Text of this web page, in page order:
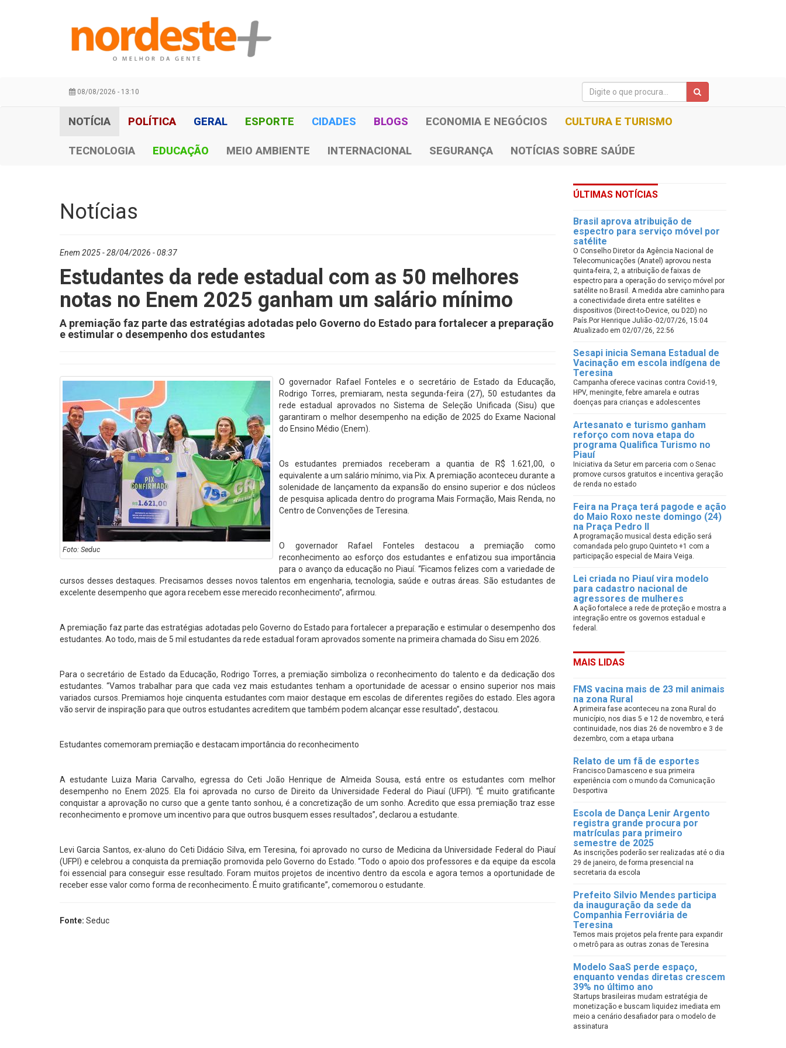
08/08/2026 - 13:10
NOTÍCIA POLÍTICA GERAL ESPORTE CIDADES BLOGS ECONOMIA E NEGÓCIOS CULTURA E TURISMO
TECNOLOGIA EDUCAÇÃO MEIO AMBIENTE INTERNACIONAL SEGURANÇA NOTÍCIAS SOBRE SAÚDE
Notícias
Enem 2025 - 28/04/2026 - 08:37
Estudantes da rede estadual com as 50 melhores
notas no Enem 2025 ganham um salário mínimo
A premiação faz parte das estratégias adotadas pelo Governo do Estado para fortalecer a preparação
e estimular o desempenho dos estudantes
Foto: Seduc
O governador Rafael Fonteles e o secretário de Estado da Educação,
Rodrigo Torres, premiaram, nesta segunda-feira (27), 50 estudantes da
rede estadual aprovados no Sistema de Seleção Unificada (Sisu) que
garantiram o melhor desempenho na edição de 2025 do Exame Nacional
do Ensino Médio (Enem).
Os estudantes premiados receberam a quantia de R$ 1.621,00, o
equivalente a um salário mínimo, via Pix. A premiação aconteceu durante a
solenidade de lançamento da expansão do ensino superior e dos núcleos
de pesquisa aplicada dentro do programa Mais Formação, Mais Renda, no
Centro de Convenções de Teresina.
O governador Rafael Fonteles destacou a premiação como
reconhecimento ao esforço dos estudantes e enfatizou sua importância
para o avanço da educação no Piauí. “Ficamos felizes com a variedade de
cursos desses destaques. Precisamos desses novos talentos em engenharia, tecnologia, saúde e outras áreas. São estudantes de
excelente desempenho que agora recebem esse merecido reconhecimento”, afirmou.
A premiação faz parte das estratégias adotadas pelo Governo do Estado para fortalecer a preparação e estimular o desempenho dos
estudantes. Ao todo, mais de 5 mil estudantes da rede estadual foram aprovados somente na primeira chamada do Sisu em 2026.
Para o secretário de Estado da Educação, Rodrigo Torres, a premiação simboliza o reconhecimento do talento e da dedicação dos
estudantes. “Vamos trabalhar para que cada vez mais estudantes tenham a oportunidade de acessar o ensino superior nos mais
variados cursos. Premiamos hoje cinquenta estudantes com maior destaque em escolas de diferentes regiões do estado. Eles agora
vão servir de inspiração para que outros estudantes acreditem que também podem alcançar esse resultado”, destacou.
Estudantes comemoram premiação e destacam importância do reconhecimento
A estudante Luiza Maria Carvalho, egressa do Ceti João Henrique de Almeida Sousa, está entre os estudantes com melhor
desempenho no Enem 2025. Ela foi aprovada no curso de Direito da Universidade Federal do Piauí (UFPI). “É muito gratificante
conquistar a aprovação no curso que a gente tanto sonhou, é a concretização de um sonho. Acredito que essa premiação traz esse
reconhecimento e promove um incentivo para que outros busquem esses resultados”, declarou a estudante.
Levi Garcia Santos, ex-aluno do Ceti Didácio Silva, em Teresina, foi aprovado no curso de Medicina da Universidade Federal do Piauí
(UFPI) e celebrou a conquista da premiação promovida pelo Governo do Estado. “Todo o apoio dos professores e da equipe da escola
foi essencial para conseguir esse resultado. Foram muitos projetos de incentivo dentro da escola e agora temos a oportunidade de
receber esse valor como forma de reconhecimento. É muito gratificante”, comemorou o estudante.
Fonte: Seduc
ÚLTIMAS NOTÍCIAS
Brasil aprova atribuição de
espectro para serviço móvel por
satélite
O Conselho Diretor da Agência Nacional de
Telecomunicações (Anatel) aprovou nesta
quinta-feira, 2, a atribuição de faixas de
espectro para a operação do serviço móvel por
satélite no Brasil. A medida abre caminho para
a conectividade direta entre satélites e
dispositivos (Direct-to-Device, ou D2D) no
País.Por Henrique Julião -02/07/26, 15:04
Atualizado em 02/07/26, 22:56
Sesapi inicia Semana Estadual de
Vacinação em escola indígena de
Teresina
Campanha oferece vacinas contra Covid-19,
HPV, meningite, febre amarela e outras
doenças para crianças e adolescentes
Artesanato e turismo ganham
reforço com nova etapa do
programa Qualifica Turismo no
Piauí
Iniciativa da Setur em parceria com o Senac
promove cursos gratuitos e incentiva geração
de renda no estado
Feira na Praça terá pagode e ação
do Maio Roxo neste domingo (24)
na Praça Pedro II
A programação musical desta edição será
comandada pelo grupo Quinteto +1 com a
participação especial de Maira Veiga.
Lei criada no Piauí vira modelo
para cadastro nacional de
agressores de mulheres
A ação fortalece a rede de proteção e mostra a
integração entre os governos estadual e
federal.
MAIS LIDAS
FMS vacina mais de 23 mil animais
na zona Rural
A primeira fase aconteceu na zona Rural do
município, nos dias 5 e 12 de novembro, e terá
continuidade, nos dias 26 de novembro e 3 de
dezembro, com a etapa urbana
Relato de um fã de esportes
Francisco Damasceno e sua primeira
experiência com o mundo da Comunicação
Desportiva
Escola de Dança Lenir Argento
registra grande procura por
matrículas para primeiro
semestre de 2025
As inscrições poderão ser realizadas até o dia
29 de janeiro, de forma presencial na
secretaria da escola
Prefeito Silvio Mendes participa
da inauguração da sede da
Companhia Ferroviária de
Teresina
Temos mais projetos pela frente para expandir
o metrô para as outras zonas de Teresina
Modelo SaaS perde espaço,
enquanto vendas diretas crescem
39% no último ano
Startups brasileiras mudam estratégia de
monetização e buscam liquidez imediata em
meio a cenário desafiador para o modelo de
assinatura